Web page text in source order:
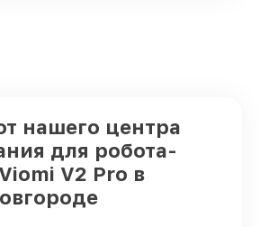
нашего центра
для робота-
V2 Pro в